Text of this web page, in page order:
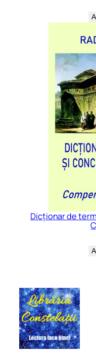
Dicționar de